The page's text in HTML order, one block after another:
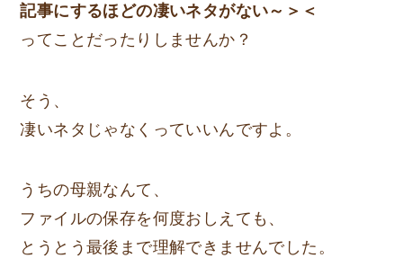
記事にするほどの凄いネタがない～＞＜
ってことだったりしませんか？
そう、
凄いネタじゃなくっていいんですよ。
うちの母親なんて、
ファイルの保存を何度おしえても、
とうとう最後まで理解できませんでした。